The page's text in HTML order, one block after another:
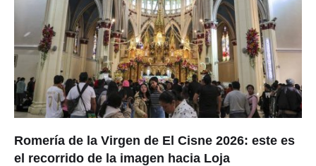
Romería de la Virgen de El Cisne 2026: este es
el recorrido de la imagen hacia Loja